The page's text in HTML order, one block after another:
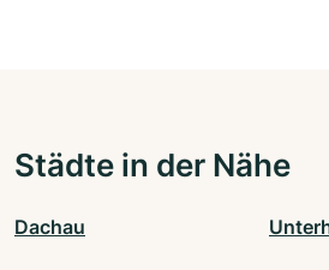
Städte in der Nähe
Dachau